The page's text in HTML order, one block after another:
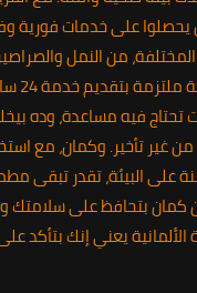
يحصلوا على خدمات فورية
من النمل
فيه مساعدة، وده
غير تأخير. وكمان، مع
على البيئة، تقدر تبقى
كمان بتحافظ على سلامتك
الألمانية يعني إنك بتأكد